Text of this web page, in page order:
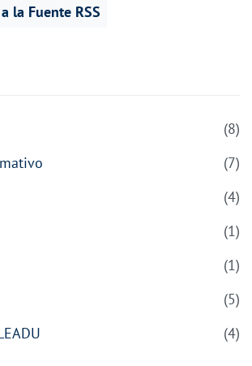
la Fuente RSS
(8)
(7)
(4)
(1)
(1)
(5)
(4)